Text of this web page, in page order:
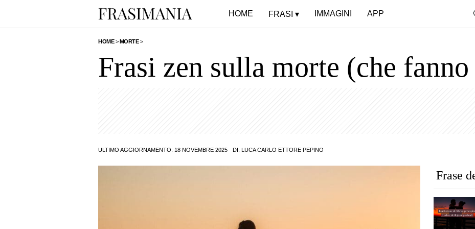
HOME FRASI IMMAGINI APP
HOME>MORTE>
Frasi zen sulla morte (che fanno
ULTIMO AGGIORNAMENTO: 18 NOVEMBRE 2025 DI: LUCA CARLO ETTORE PEPINO
Frase